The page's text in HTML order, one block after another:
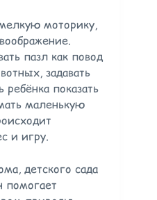
моторику,
пазл как повод
задавать
показать
маленькую
и игру.
детского сада
помогает